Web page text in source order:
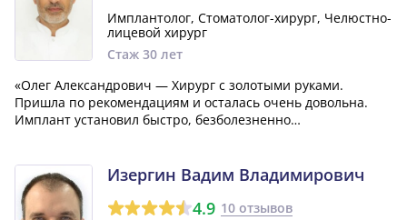
Имплантолог, Стоматолог-хирург, Челюстно-
лицевой хирург
Стаж 30 лет
«Олег Александрович — Хирург с золотыми руками.
Пришла по рекомендациям и осталась очень довольна.
Имплант установил быстро, безболезненно
Изергин Вадим Владимирович
4.9 10 отзывов